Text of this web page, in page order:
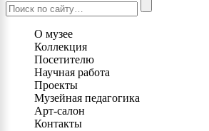
О музее
Коллекция
Посетителю
Научная работа
Проекты
Музейная педагогика
Арт-салон
Контакты